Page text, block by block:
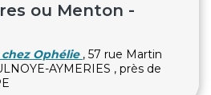
ou Menton -
Ophélie , 57 rue Martin
AYMERIES , près de